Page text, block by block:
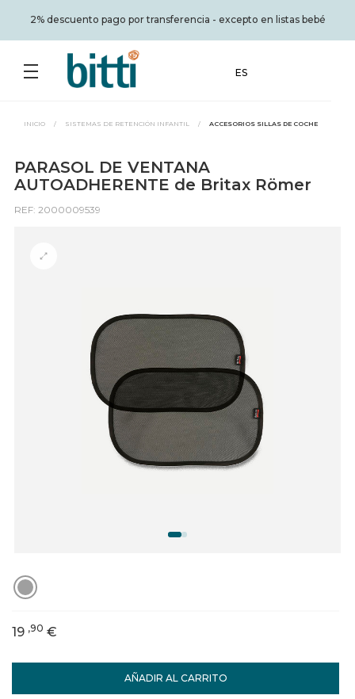
2% descuento pago por transferencia - excepto en listas bebé
ES
INICIO / SISTEMAS DE RETENCIÓN INFANTIL / ACCESORIOS SILLAS DE COCHE
PARASOL DE VENTANA
AUTOADHERENTE de Britax Römer
REF: 2000009539
AÑADIR AL CARRITO
19 ,90 €